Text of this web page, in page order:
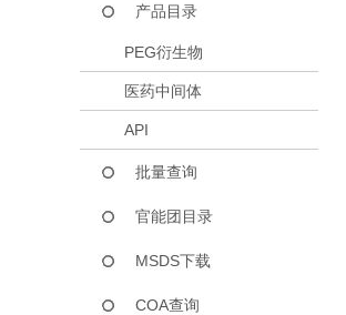
产品目录
PEG衍生物
医药中间体
API
批量查询
官能团目录
MSDS下载
COA查询